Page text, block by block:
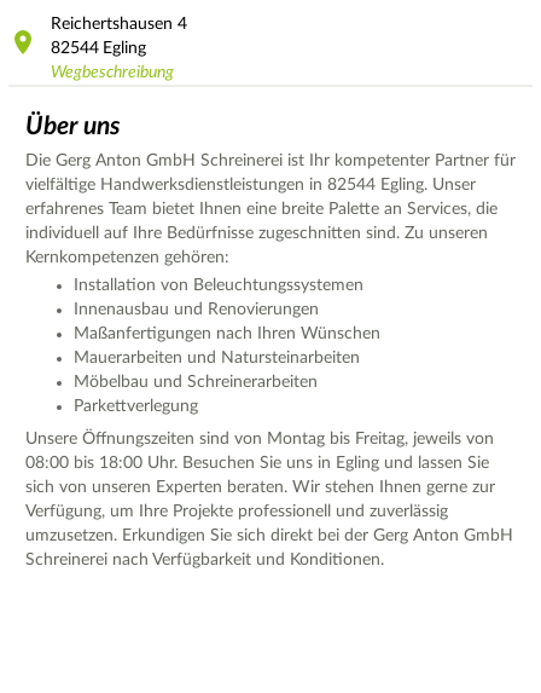
Reichertshausen 4
82544 Egling
Wegbeschreibung
Über uns
Die Gerg Anton GmbH Schreinerei ist Ihr kompetenter Partner für
vielfältige Handwerksdienstleistungen in 82544 Egling. Unser
erfahrenes Team bietet Ihnen eine breite Palette an Services, die
individuell auf Ihre Bedürfnisse zugeschnitten sind. Zu unseren
Kernkompetenzen gehören:
Installation von Beleuchtungssystemen
Innenausbau und Renovierungen
Maßanfertigungen nach Ihren Wünschen
Mauerarbeiten und Natursteinarbeiten
Möbelbau und Schreinerarbeiten
Parkettverlegung
Unsere Öffnungszeiten sind von Montag bis Freitag, jeweils von
08:00 bis 18:00 Uhr. Besuchen Sie uns in Egling und lassen Sie
sich von unseren Experten beraten. Wir stehen Ihnen gerne zur
Verfügung, um Ihre Projekte professionell und zuverlässig
umzusetzen. Erkundigen Sie sich direkt bei der Gerg Anton GmbH
Schreinerei nach Verfügbarkeit und Konditionen.